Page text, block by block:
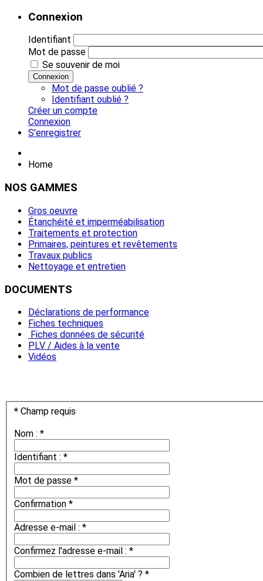
Connexion
Identifiant
Mot de passe
Se souvenir de moi
Connexion
Mot de passe oublié ?
Identifiant oublié ?
Créer un compte
Connexion
S'enregistrer
Home
NOS GAMMES
Gros oeuvre
Étanchéité et imperméabilisation
Traitements et protection
Primaires, peintures et revêtements
Travaux publics
Nettoyage et entretien
DOCUMENTS
Déclarations de performance
Fiches techniques
Fiches données de sécurité
PLV / Aides à la vente
Vidéos
* Champ requis
Nom : *
Identifiant : *
Mot de passe *
Confirmation *
Adresse e-mail : *
Confirmez l'adresse e-mail : *
Combien de lettres dans 'Aria' ? *